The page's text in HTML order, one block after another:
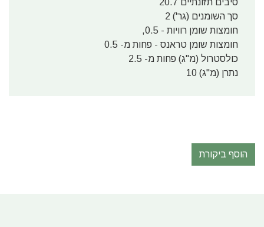
סך השומנים (גר') 2
חומצות שומן רוויות - 0.5,
חומצות שומן טראנס - פחות מ- 0.5
כולסטרול (מ"ג) פחות מ- 2.5
נתרן (מ"ג) 10
הוסף ביקורת